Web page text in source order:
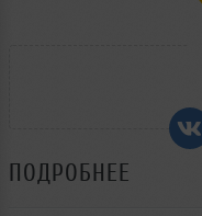
ПОДРОБНЕЕ